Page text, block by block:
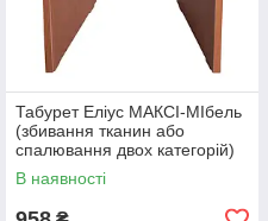
Табурет Еліус МАКСІ-МІбель
(збивання тканин або
спалювання двох категорій)
Ольха (12997)
В наявності